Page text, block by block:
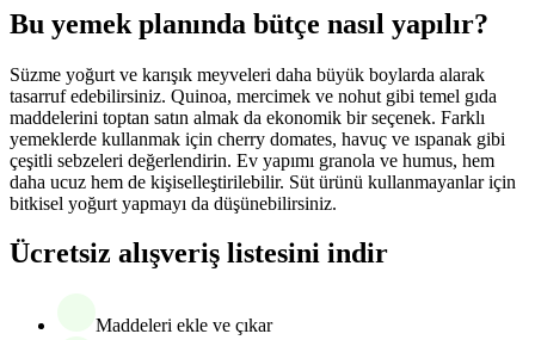
Bu yemek planında bütçe nasıl yapılır?
Süzme yoğurt ve karışık meyveleri daha büyük boylarda alarak
tasarruf edebilirsiniz. Quinoa, mercimek ve nohut gibi temel gıda
maddelerini toptan satın almak da ekonomik bir seçenek. Farklı
yemeklerde kullanmak için cherry domates, havuç ve ıspanak gibi
çeşitli sebzeleri değerlendirin. Ev yapımı granola ve humus, hem
daha ucuz hem de kişiselleştirilebilir. Süt ürünü kullanmayanlar için
bitkisel yoğurt yapmayı da düşünebilirsiniz.
Ücretsiz alışveriş listesini indir
Maddeleri ekle ve çıkar